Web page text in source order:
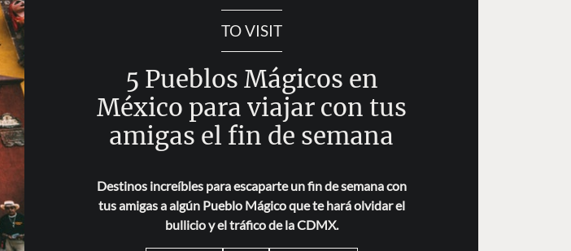
TO VISIT
5 Pueblos Mágicos en
México para viajar con tus
amigas el fin de semana
Destinos increíbles para escaparte un fin de semana con
tus amigas a algún Pueblo Mágico que te hará olvidar el
bullicio y el tráfico de la CDMX.